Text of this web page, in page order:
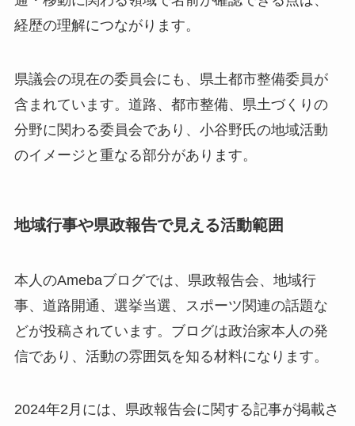
経歴の理解につながります。
県議会の現在の委員会にも、県土都市整備委員が
含まれています。道路、都市整備、県土づくりの
分野に関わる委員会であり、小谷野氏の地域活動
のイメージと重なる部分があります。
地域行事や県政報告で見える活動範囲
本人のAmebaブログでは、県政報告会、地域行
事、道路開通、選挙当選、スポーツ関連の話題な
どが投稿されています。ブログは政治家本人の発
信であり、活動の雰囲気を知る材料になります。
2024年2月には、県政報告会に関する記事が掲載さ